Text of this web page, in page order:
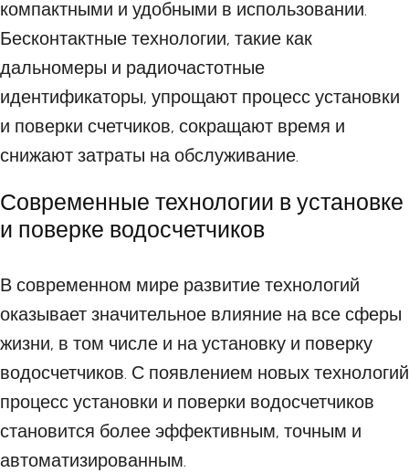
компактными и удобными в использовании.
Бесконтактные технологии, такие как
дальномеры и радиочастотные
идентификаторы, упрощают процесс установки
и поверки счетчиков, сокращают время и
снижают затраты на обслуживание.
Современные технологии в установке
и поверке водосчетчиков
В современном мире развитие технологий
оказывает значительное влияние на все сферы
жизни, в том числе и на установку и поверку
водосчетчиков. С появлением новых технологий
процесс установки и поверки водосчетчиков
становится более эффективным, точным и
автоматизированным.